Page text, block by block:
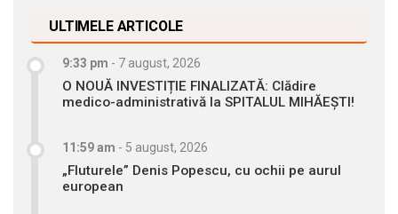
ULTIMELE ARTICOLE
9:33 pm - 7 august, 2026
O NOUĂ INVESTIȚIE FINALIZATĂ: Clădire
medico-administrativă la SPITALUL MIHĂEȘTI!
11:59 am - 5 august, 2026
„Fluturele” Denis Popescu, cu ochii pe aurul
european